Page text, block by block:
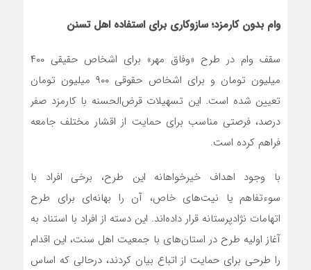
وام بدون کارمزد؛ سازوکاری برای استفاده اهل تسنن
سقف وام در طرح «وفاق مهر» برای اشخاص حقیقی ۴۰۰
میلیون تومان و برای اشخاص حقوقی ۹۰۰ میلیون تومان
تعیین شده است. این تسهیلات قرض‌الحسنه با کارمزد صفر
درصد، فرصتی مناسب برای حمایت از اقشار مختلف جامعه
فراهم کرده است.
با وجود اهداف خیرخواهانه این طرح، برخی افراد با
سوءتفاهم یا نیت‌های خاص، آن را بهانه‌ای برای طرح
اتهامات نژادپرستانه قرار داده‌اند. این دسته از افراد با استناد به
آغاز اولیه طرح در استان‌های با جمعیت اهل سنت، این اقدام
را طرحی برای حمایت از اتباع بیان کردند، درحالی که اساس